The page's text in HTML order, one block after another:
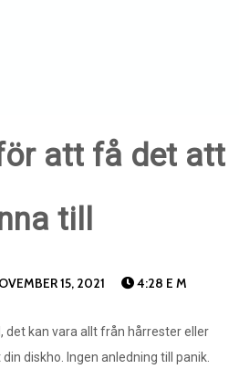
att få det att
till
15, 2021 4:28 E M
det kan vara allt från hårrester eller
diskho. Ingen anledning till panik.